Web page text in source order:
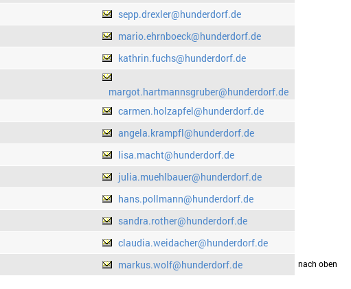
sepp.drexler@hunderdorf.de
mario.ehrnboeck@hunderdorf.de
kathrin.fuchs@hunderdorf.de
margot.hartmannsgruber@hunderdorf.de
carmen.holzapfel@hunderdorf.de
angela.krampfl@hunderdorf.de
lisa.macht@hunderdorf.de
julia.muehlbauer@hunderdorf.de
hans.pollmann@hunderdorf.de
sandra.rother@hunderdorf.de
claudia.weidacher@hunderdorf.de
markus.wolf@hunderdorf.dedrucken nach oben